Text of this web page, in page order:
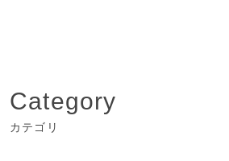
Category
カテゴリ